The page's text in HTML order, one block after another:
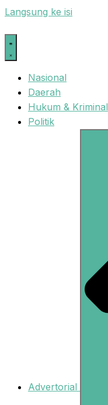
Langsung ke isi
Nasional
Daerah
Hukum & Kriminal
Politik
Advertorial